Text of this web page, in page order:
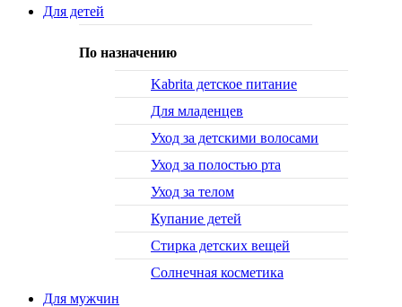
Для детей
По назначению
Kabrita детское питание
Для младенцев
Уход за детскими волосами
Уход за полостью рта
Уход за телом
Купание детей
Стирка детских вещей
Солнечная косметика
Для мужчин